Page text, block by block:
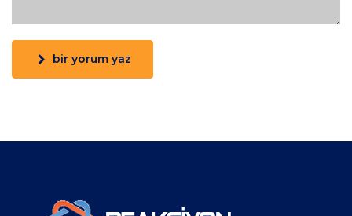
bir yorum yaz